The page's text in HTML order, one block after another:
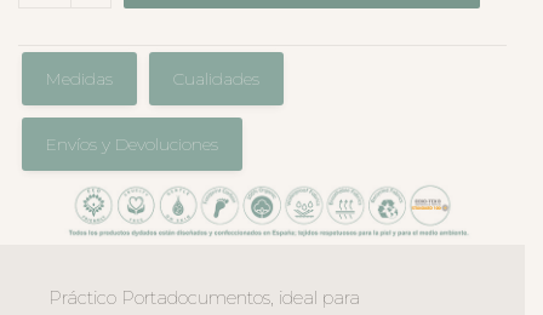
Medidas Cualidades
Envíos y Devoluciones
Práctico Portadocumentos, ideal para